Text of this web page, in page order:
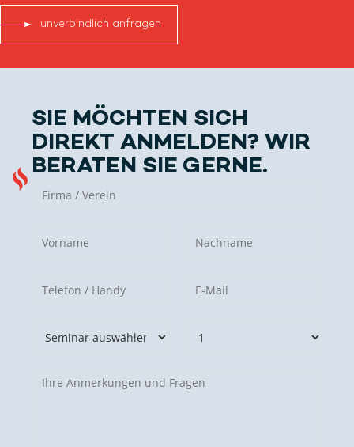
unverbindlich anfragen
SIE MÖCHTEN SICH
DIREKT ANMELDEN? WIR
BERATEN SIE GERNE.